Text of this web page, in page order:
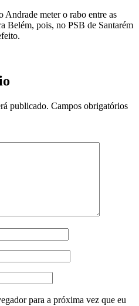
Andrade meter o rabo entre as
Belém, pois, no PSB de Santarém
publicado. Campos obrigatórios
para a próxima vez que eu